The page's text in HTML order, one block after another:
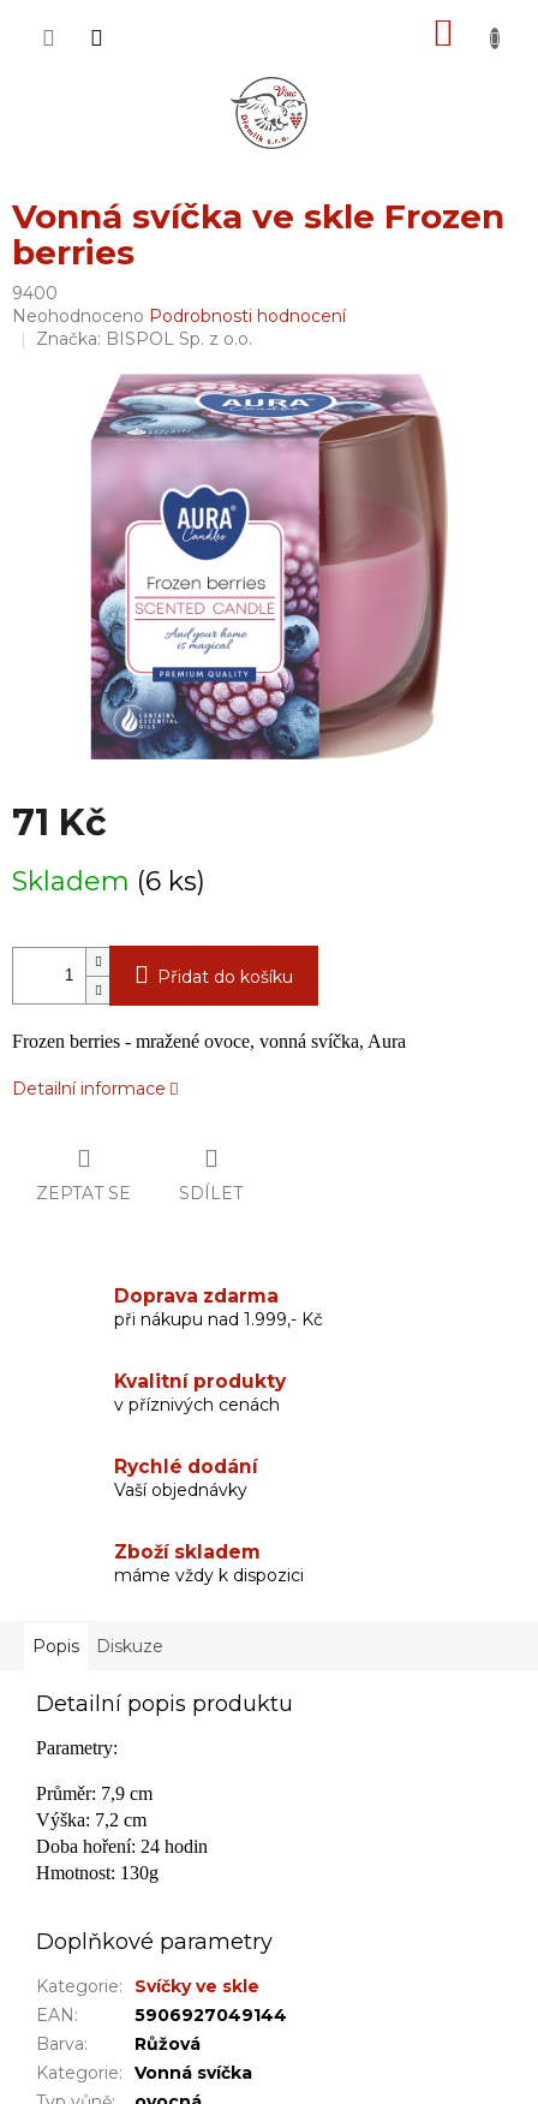
Vonná svíčka ve skle Frozen
berries
9400
Průměrné
hodnocení
Neohodnoceno Podrobnosti hodnocení
Značka: BISPOL Sp. z o.o.
71 Kč
cena:
Skladem (6 ks)
Přidat do košíku
Frozen berries - mražené ovoce, vonná svíčka, Aura
Detailní informace
ZEPTAT SE SDÍLET
Doprava zdarma
při nákupu nad 1.999,- Kč
Kvalitní produkty
v příznivých cenách
Rychlé dodání
Vaší objednávky
Zboží skladem
máme vždy k dispozici
Popis Diskuze
Detailní popis produktu
Parametry:
Průměr: 7,9 cm
Výška: 7,2 cm
Doba hoření: 24 hodin
Hmotnost: 130g
Doplňkové parametry
Kategorie:
Svíčky ve skle
EAN:
5906927049144
Barva:
Růžová
Kategorie:
Vonná svíčka